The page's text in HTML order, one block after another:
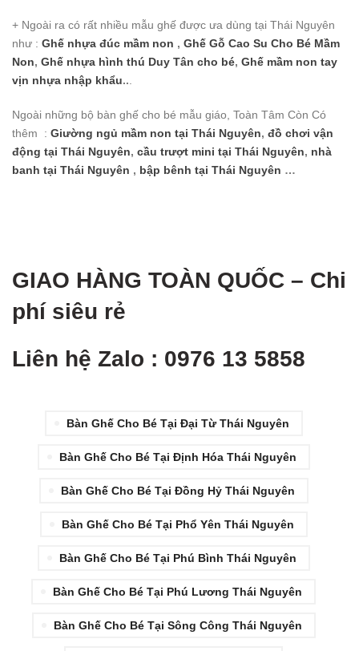
+ Ngoài ra có rất nhiều mẫu ghế được ưa dùng tại Thái Nguyên
như : Ghế nhựa đúc mầm non , Ghế Gỗ Cao Su Cho Bé Mầm
Non, Ghế nhựa hình thú Duy Tân cho bé, Ghế mầm non tay
vịn nhựa nhập khẩu..
Ngoài những bộ bàn ghế cho bé mẫu giáo, Toàn Tâm Còn Có
thêm : Giường ngủ mầm non tại Thái Nguyên, đồ chơi vận
động tại Thái Nguyên, cầu trượt mini tại Thái Nguyên, nhà
banh tại Thái Nguyên , bập bênh tại Thái Nguyên …
GIAO HÀNG TOÀN QUỐC – Chi
phí siêu rẻ
Liên hệ Zalo : 0976 13 5858
Bàn Ghế Cho Bé Tại Đại Từ Thái Nguyên
Bàn Ghế Cho Bé Tại Định Hóa Thái Nguyên
Bàn Ghế Cho Bé Tại Đồng Hỷ Thái Nguyên
Bàn Ghế Cho Bé Tại Phổ Yên Thái Nguyên
Bàn Ghế Cho Bé Tại Phú Bình Thái Nguyên
Bàn Ghế Cho Bé Tại Phú Lương Thái Nguyên
Bàn Ghế Cho Bé Tại Sông Công Thái Nguyên